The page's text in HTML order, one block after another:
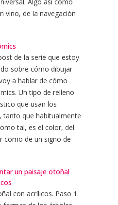
vino, de la navegación
de la serie que estoy
sobre cómo dibujar
a hablar de cómo
Un tipo de relleno
que usan los
tanto que habitualmente
tal, es el color, del
como de un signo de
un paisaje otoñal
con acrílicos. Paso 1.